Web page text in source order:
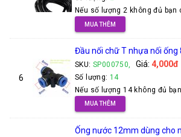
Nếu số lượng 2 không đủ bạn
MUA THÊM
6
Đầu nối chữ T nhựa nối ống
SKU: SP000750, Giá: 4,000đ
Số lượng: 14
Nếu số lượng 14 không đủ
MUA THÊM
Ống nước 12mm dùng cho